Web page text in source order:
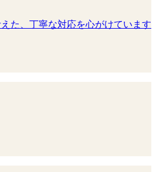
た、丁寧な対応を心がけています